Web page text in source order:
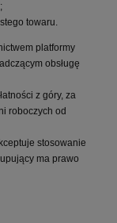
towaru.
platformy
obsługę
z góry, za
roboczych od
stosowanie
ma prawo